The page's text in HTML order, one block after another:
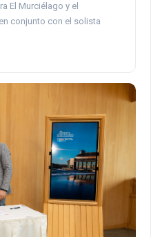
El Murciélago y el
conjunto con el solista